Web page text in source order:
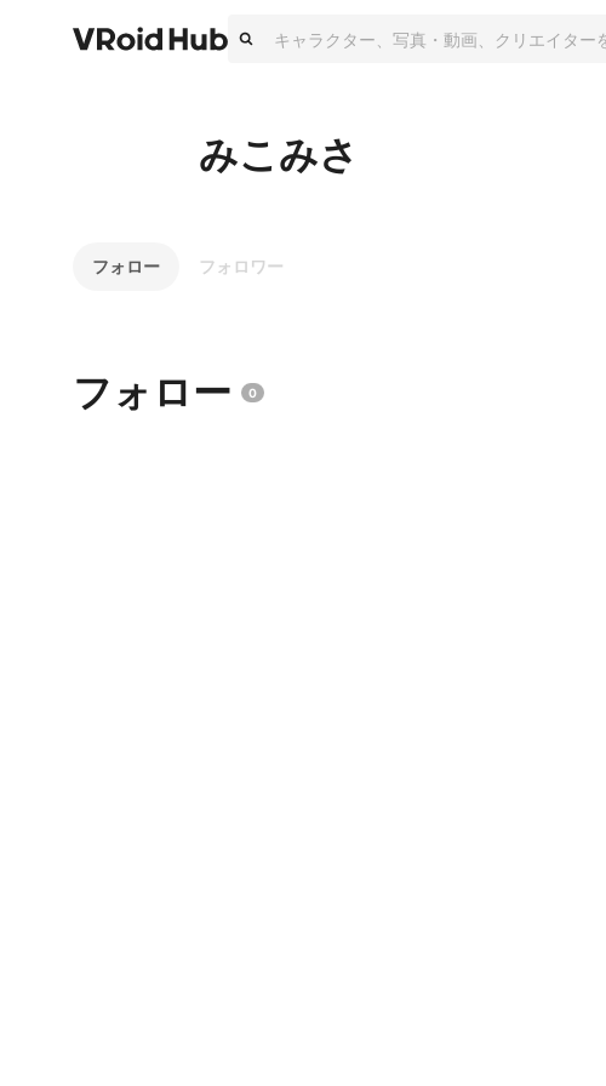
みこみさ
フォロー フォロワー
フォロー 0